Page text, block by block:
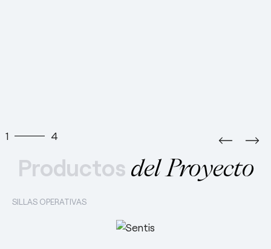
1 4
Productos del Proyecto
SILLAS OPERATIVAS